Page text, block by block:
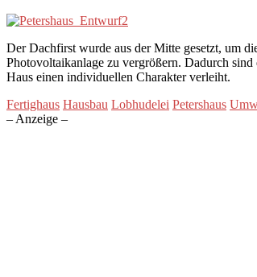
Der Dachfirst wurde aus der Mitte gesetzt, um
Photovoltaikanlage zu vergrößern. Dadurch
Haus einen individuellen Charakter verleiht.
Fertighaus Hausbau Lobhudelei Petershaus
– Anzeige –